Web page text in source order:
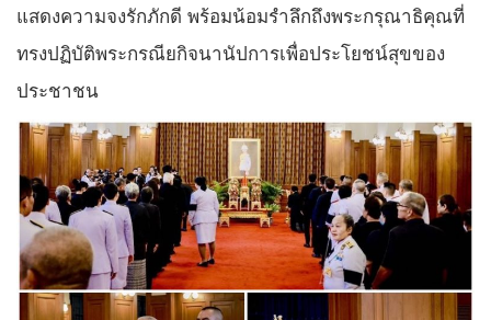
แสดงความจงรักภักดี พร้อมน้อมรำลึกถึงพระกรุณาธิคุณที่
ทรงปฏิบัติพระกรณียกิจนานัปการเพื่อประโยชน์สุขของ
ประชาชน